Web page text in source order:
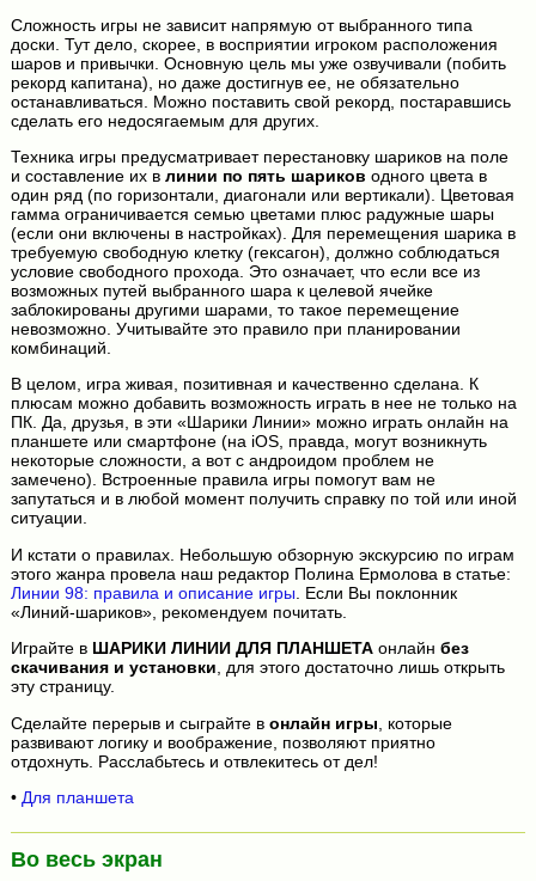
Сложность игры не зависит напрямую от выбранного типа
доски. Тут дело, скорее, в восприятии игроком расположения
шаров и привычки. Основную цель мы уже озвучивали (побить
рекорд капитана), но даже достигнув ее, не обязательно
останавливаться. Можно поставить свой рекорд, постаравшись
сделать его недосягаемым для других.
Техника игры предусматривает перестановку шариков на поле
и составление их в линии по пять шариков одного цвета в
один ряд (по горизонтали, диагонали или вертикали). Цветовая
гамма ограничивается семью цветами плюс радужные шары
(если они включены в настройках). Для перемещения шарика в
требуемую свободную клетку (гексагон), должно соблюдаться
условие свободного прохода. Это означает, что если все из
возможных путей выбранного шара к целевой ячейке
заблокированы другими шарами, то такое перемещение
невозможно. Учитывайте это правило при планировании
комбинаций.
В целом, игра живая, позитивная и качественно сделана. К
плюсам можно добавить возможность играть в нее не только на
ПК. Да, друзья, в эти «Шарики Линии» можно играть онлайн на
планшете или смартфоне (на iOS, правда, могут возникнуть
некоторые сложности, а вот с андроидом проблем не
замечено). Встроенные правила игры помогут вам не
запутаться и в любой момент получить справку по той или иной
ситуации.
И кстати о правилах. Небольшую обзорную экскурсию по играм
этого жанра провела наш редактор Полина Ермолова в статье:
Линии 98: правила и описание игры . Если Вы поклонник
«Линий-шариков», рекомендуем почитать.
Играйте в ШАРИКИ ЛИНИИ ДЛЯ ПЛАНШЕТАонлайн без
скачивания и установки, для этого достаточно лишь открыть
эту страницу.
Сделайте перерыв и сыграйте в онлайн игры , которые
развивают логику и воображение, позволяют приятно
отдохнуть. Расслабьтесь и отвлекитесь от дел!
• Для планшета
Во весь экран